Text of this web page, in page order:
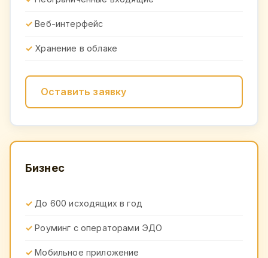
Веб-интерфейс
Хранение в облаке
Оставить заявку
Бизнес
До 600 исходящих в год
Роуминг с операторами ЭДО
Мобильное приложение